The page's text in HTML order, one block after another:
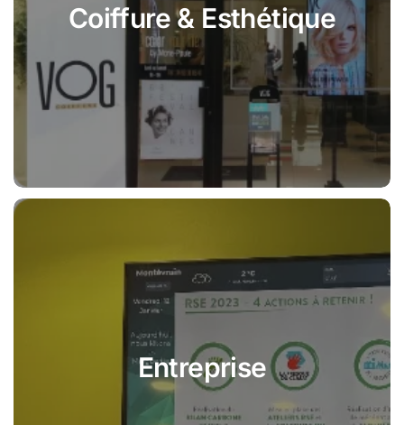
Coiffure & Esthétique
Entreprise